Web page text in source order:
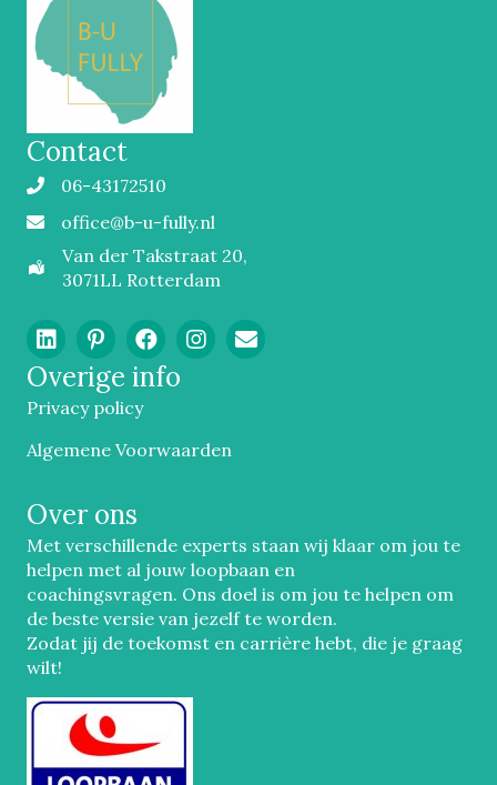
Contact
Mobiel06-43172510
Emailoffice@b-u-fully.nl
Van der Takstraat 20,
3071LL Rotterdam
Overige info
Privacy policy
Algemene Voorwaarden
Over ons
Met verschillende experts staan wij klaar om jou te
helpen met al jouw loopbaan en
coachingsvragen. Ons doel is om jou te helpen om
de beste versie van jezelf te worden.
Zodat jij de toekomst en carrière hebt, die je graag
wilt!